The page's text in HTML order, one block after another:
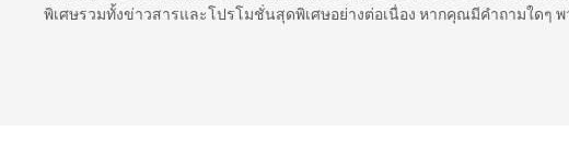
พิเศษรวมทั้งข่าวสารและโปรโมชั่นสุดพิเศษอย่างต่อเนื่อง หากคุณมีคำถามใดๆ พ